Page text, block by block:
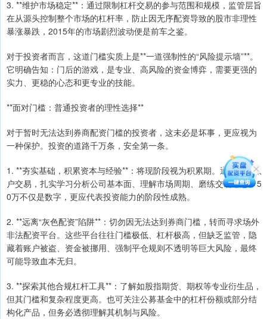
3. **维护市场稳定**：通过限制杠杆交易的参与范围和规模，监管层旨
在从源头控制整个市场的杠杆率，防止因无序配资导致的股市非理性
暴涨暴跌，2015年的市场剧烈波动便是前车之鉴。
对于投资者而言，这道门槛实质上是**一道强制性的“风险提示墙”**。
它明确告知：门后的游戏，是专业、高风险的资金博弈，需要更强的
实力、更稳的心态和更专业的技能。
**面对门槛：普通投资者的理性选择**
对于暂时无法达到券商配资门槛的投资者，这未必是坏事，更应视为
一种保护。投资的道路千万条，安全第一条。
1. **夯实基础，积累资本与经验**：将现阶段视为积累期。通过普通账
户交易，扎实学习分析公司基本面、理解市场周期、磨练交易心态。5
0万不仅是数字，更应代表投资能力的阶段性成熟。
2. **远离“灰色配资”陷阱**：切勿因无法达到券商门槛，转而寻求场外
非法配资平台。这些平台往往门槛极低、杠杆极高，但缺乏监管，隐
藏着账户被盗、资金被挪用、强制平仓规则不透明等巨大风险，最终
可能导致血本无归。
3. **探索其他合规杠杆工具**：了解如股指期货、期权等专业衍生品，
但其门槛和复杂程度更高。也可关注公募基金中的杠杆份额或部分结
构化产品，但务必透彻理解其机制与风险。